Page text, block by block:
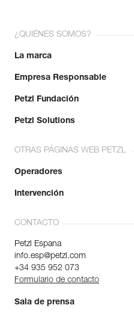
¿QUIÉNES SOMOS?
La marca
Empresa Responsable
Petzl Fundación
Petzl Solutions
OTRAS PÁGINAS WEB PETZL
Operadores
Intervención
CONTACTO
Petzl Espana
info.esp@petzl.com
+34 935 952 073
Formulario de contacto
Sala de prensa